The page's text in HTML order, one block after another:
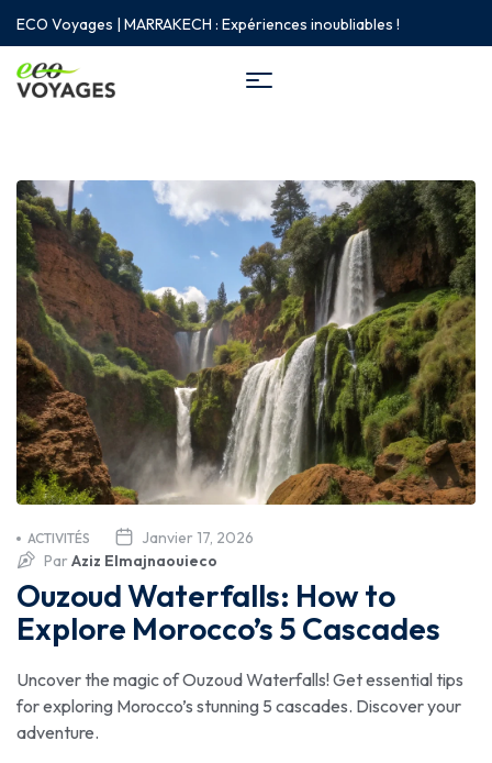
ECO Voyages | MARRAKECH : Expériences inoubliables !
Janvier 17, 2026
ACTIVITÉS
Par Aziz Elmajnaouieco
Ouzoud Waterfalls: How to
Explore Morocco’s 5 Cascades
Uncover the magic of Ouzoud Waterfalls! Get essential tips
for exploring Morocco’s stunning 5 cascades. Discover your
adventure.